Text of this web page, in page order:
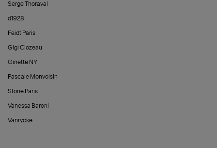
Serge Thoraval
d1928
Feidt Paris
Gigi Clozeau
Ginette NY
Pascale Monvoisin
Stone Paris
Vanessa Baroni
Vanrycke